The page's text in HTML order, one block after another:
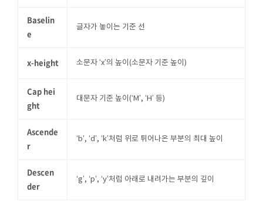
Baselin
e
글자가 놓이는 기준 선
x-height 소문자 ‘x’의 높이(소문자 기준 높이)
Cap hei
ght
대문자 기준 높이(‘M’, ‘H’ 등)
Ascende
r
‘b’, ‘d’, ‘k’처럼 위로 튀어나온 부분의 최대 높이
Descen
der
‘g’, ‘p’, ‘y’처럼 아래로 내려가는 부분의 깊이